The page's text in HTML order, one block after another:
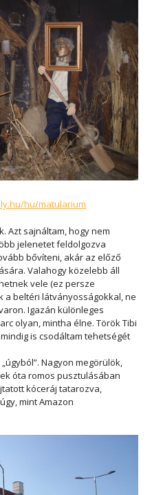
hu/matularium
Azt sajnáltam, hogy nem
jelenetet feldolgozva
bővíteni, akár az előző
Valahogy közelebb áll
vele (ez persze
a beltéri látványosságokkal, ne
Igazán különleges
olyan, mintha élne. Török Tibi
is csodáltam tehetségét
Nagyon megörülök,
óta romos pusztulásában
kóceráj tatarozva,
mint Amazon